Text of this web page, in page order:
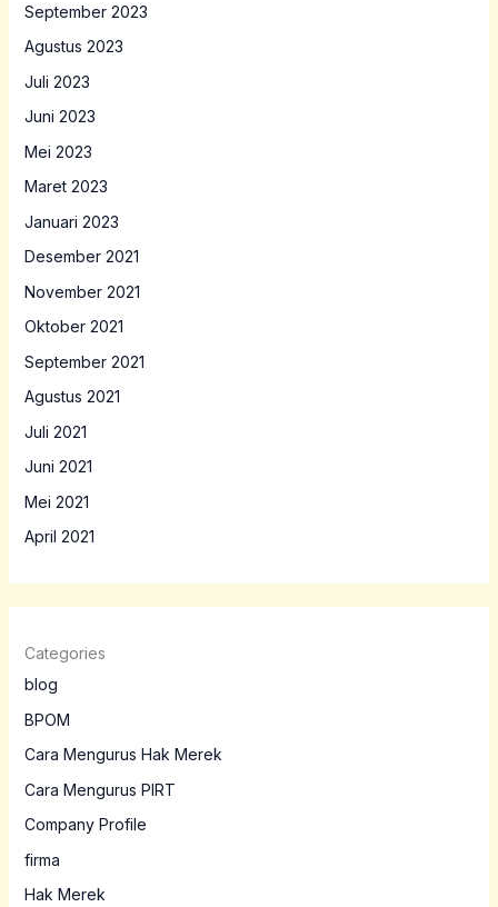
September 2023
Agustus 2023
Juli 2023
Juni 2023
Mei 2023
Maret 2023
Januari 2023
Desember 2021
November 2021
Oktober 2021
September 2021
Agustus 2021
Juli 2021
Juni 2021
Mei 2021
April 2021
Categories
blog
BPOM
Cara Mengurus Hak Merek
Cara Mengurus PIRT
Company Profile
firma
Hak Merek